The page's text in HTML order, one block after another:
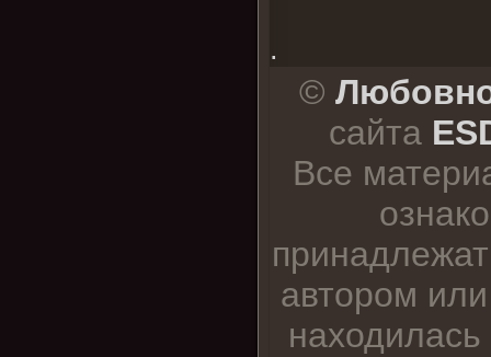
.
©
сайта
Все
автором